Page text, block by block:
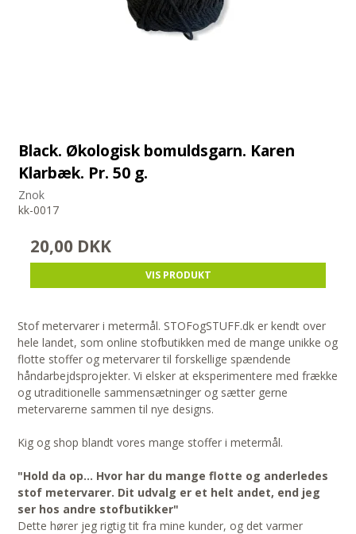
Black. Økologisk bomuldsgarn. Karen
Klarbæk. Pr. 50 g.
Znok
kk-0017
20,00 DKK
VIS PRODUKT
Stof metervarer i metermål. STOFogSTUFF.dk er kendt over
hele landet, som online stofbutikken med de mange unikke og
flotte stoffer og metervarer til forskellige spændende
håndarbejdsprojekter. Vi elsker at eksperimentere med frække
og utraditionelle sammensætninger og sætter gerne
metervarerne sammen til nye designs.
Kig og shop blandt vores mange stoffer i metermål.
"Hold da op... Hvor har du mange flotte og anderledes
stof metervarer. Dit udvalg er et helt andet, end jeg
ser hos andre stofbutikker"
Dette hører jeg rigtig tit fra mine kunder, og det varmer